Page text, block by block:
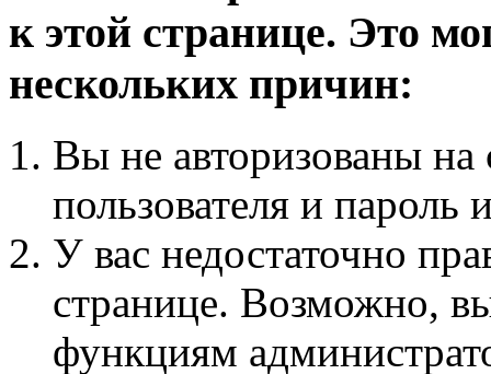
к этой странице. Это
нескольких причин:
Вы не авторизованы на
пользователя и пароль
У вас недостаточно
странице. Возможно,
функциям